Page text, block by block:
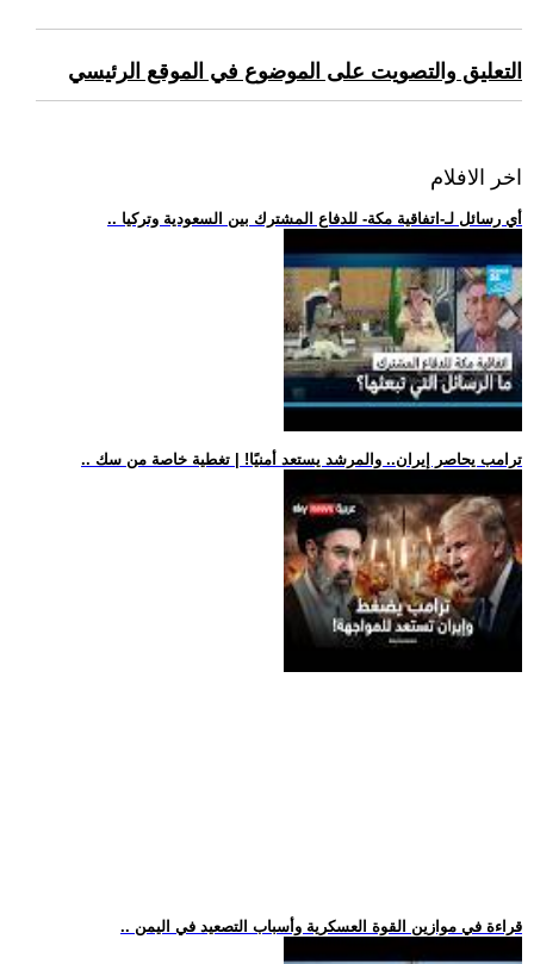
التعليق والتصويت على الموضوع في الموقع الرئيسي
اخر الافلام
.. أي رسائل لـ-اتفاقية مكة- للدفاع المشترك بين السعودية وتركيا
.. ترامب يحاصر إيران.. والمرشد يستعد أمنيًا! | تغطية خاصة من سك
.. قراءة في موازين القوة العسكرية وأسباب التصعيد في اليمن